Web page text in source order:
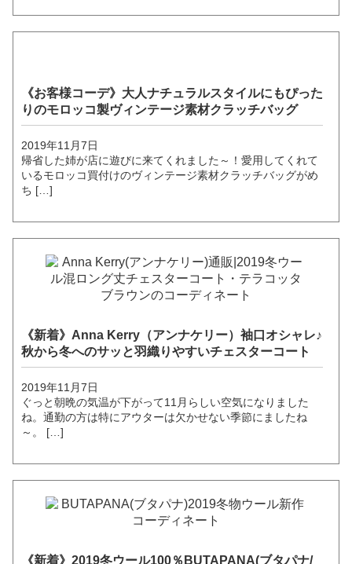
《お客様コーデ》大人ナチュラルスタイルにもぴった
りのモロッコ製ヴィンテージ素材クラッチバッグ
2019年11月7日
帰省した姉が店に遊びに来てくれました～！愛用してくれて
いるモロッコ買付けのヴィンテージ素材クラッチバッグがめ
ち […]
《新着》Anna Kerry（アンナケリー）袖口オシャレ♪
秋から冬へのサッと羽織りやすいチェスターコート
2019年11月7日
ぐっと朝晩の気温が下がって11月らしい空気になりました
ね。通勤の方は特にアウターは欠かせない季節にましたね
～。 […]
《新着》2019冬ウール100％BUTAPANA(ブタパナ/